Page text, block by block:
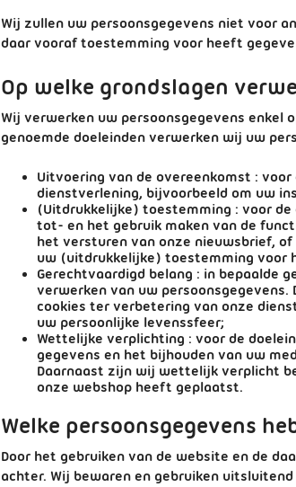
Wij zullen uw persoonsgegevens niet voor
daar vooraf toestemming voor heeft
Op welke grondslagen
Wij verwerken uw persoonsgegevens enkel
genoemde doeleinden verwerken wij uw
Uitvoering van de overeenkomst : voor
dienstverlening, bijvoorbeeld om uw
(Uitdrukkelijke) toestemming : voor
tot- en het gebruik maken van de
het versturen van onze nieuwsbrief,
uw (uitdrukkelijke) toestemming voor
Gerechtvaardigd belang : in bepaalde
verwerken van uw
cookies ter verbetering van onze
uw persoonlijke levenssfeer;
Wettelijke verplichting : voor de
gegevens en het bijhouden van uw
Daarnaast zijn wij wettelijk verplicht
onze webshop heeft geplaatst.
Welke persoonsgegevens
Door het gebruiken van de website en de
achter. Wij bewaren en gebruiken